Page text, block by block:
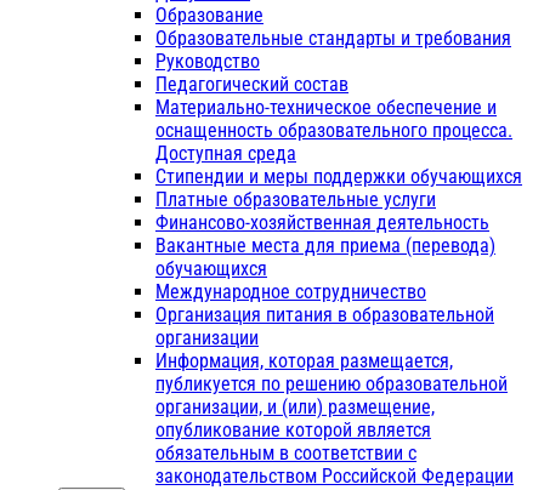
Образование
Образовательные стандарты и требования
Руководство
Педагогический состав
Материально-техническое обеспечение и
оснащенность образовательного процесса.
Доступная среда
Стипендии и меры поддержки обучающихся
Платные образовательные услуги
Финансово-хозяйственная деятельность
Вакантные места для приема (перевода)
обучающихся
Международное сотрудничество
Организация питания в образовательной
организации
Информация, которая размещается,
публикуется по решению образовательной
организации, и (или) размещение,
опубликование которой является
обязательным в соответствии с
законодательством Российской Федерации